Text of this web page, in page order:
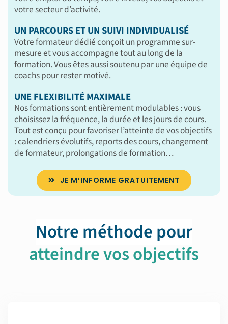
votre secteur d’activité.
UN PARCOURS ET UN SUIVI INDIVIDUALISÉ
Votre formateur dédié conçoit un programme sur-
mesure et vous accompagne tout au long de la
formation. Vous êtes aussi soutenu par une équipe de
coachs pour rester motivé.
UNE FLEXIBILITÉ MAXIMALE
Nos formations sont entièrement modulables : vous
choisissez la fréquence, la durée et les jours de cours.
Tout est conçu pour favoriser l’atteinte de vos objectifs
: calendriers évolutifs, reports des cours, changement
de formateur, prolongations de formation…
JE M’INFORME GRATUITEMENT
Notre méthode pour
atteindre vos objectifs